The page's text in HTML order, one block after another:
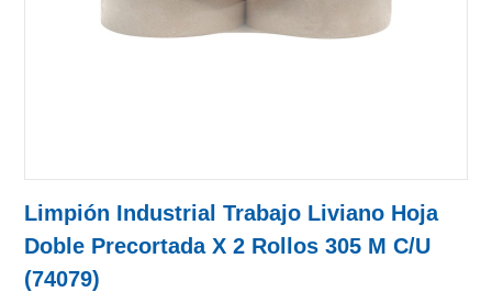
Limpión Industrial Trabajo Liviano Hoja
Doble Precortada X 2 Rollos 305 M C/u
(74079)